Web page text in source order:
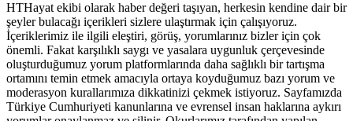
HTHayat ekibi olarak haber değeri taşıyan, herkesin kendine dair bir
şeyler bulacağı içerikleri sizlere ulaştırmak için çalışıyoruz.
İçeriklerimiz ile ilgili eleştiri, görüş, yorumlarınız bizler için çok
önemli. Fakat karşılıklı saygı ve yasalara uygunluk çerçevesinde
oluşturduğumuz yorum platformlarında daha sağlıklı bir tartışma
ortamını temin etmek amacıyla ortaya koyduğumuz bazı yorum ve
moderasyon kurallarımıza dikkatinizi çekmek istiyoruz. Sayfamızda
Türkiye Cumhuriyeti kanunlarına ve evrensel insan haklarına aykırı